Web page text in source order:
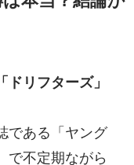
ドリフターズ」
である「ヤング
で不定期ながら